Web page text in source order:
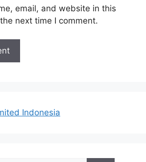
email, and website in this
next time I comment.